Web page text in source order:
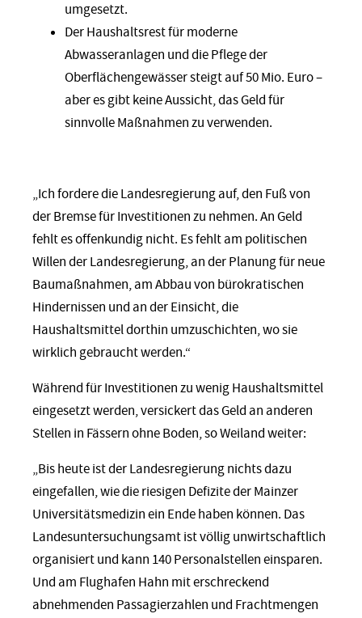
umgesetzt.
Der Haushaltsrest für moderne
Abwasseranlagen und die Pflege der
Oberflächengewässer steigt auf 50 Mio. Euro –
aber es gibt keine Aussicht, das Geld für
sinnvolle Maßnahmen zu verwenden.
„Ich fordere die Landesregierung auf, den Fuß von
der Bremse für Investitionen zu nehmen. An Geld
fehlt es offenkundig nicht. Es fehlt am politischen
Willen der Landesregierung, an der Planung für neue
Baumaßnahmen, am Abbau von bürokratischen
Hindernissen und an der Einsicht, die
Haushaltsmittel dorthin umzuschichten, wo sie
wirklich gebraucht werden.“
Während für Investitionen zu wenig Haushaltsmittel
eingesetzt werden, versickert das Geld an anderen
Stellen in Fässern ohne Boden, so Weiland weiter:
„Bis heute ist der Landesregierung nichts dazu
eingefallen, wie die riesigen Defizite der Mainzer
Universitätsmedizin ein Ende haben können. Das
Landesuntersuchungsamt ist völlig unwirtschaftlich
organisiert und kann 140 Personalstellen einsparen.
Und am Flughafen Hahn mit erschreckend
abnehmenden Passagierzahlen und Frachtmengen